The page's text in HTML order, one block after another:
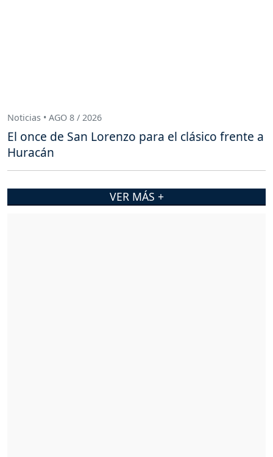
Noticias • AGO 8 / 2026
El once de San Lorenzo para el clásico frente a
Huracán
VER MÁS +